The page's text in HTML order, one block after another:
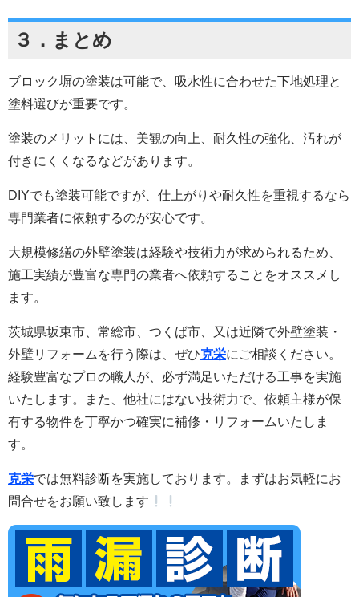
３． まとめ
ブロック塀の塗装は可能で、吸水性に合わせた下地処理と
塗料選びが重要です。
塗装のメリットには、美観の向上、耐久性の強化、汚れが
付きにくくなるなどがあります。
DIYでも塗装可能ですが、仕上がりや耐久性を重視するなら
専門業者に依頼するのが安心です。
大規模修繕の外壁塗装は経験や技術力が求められるため、
施工実績が豊富な専門の業者へ依頼することをオススメし
ます。
茨城県坂東市、常総市、つくば市、又は近隣で外壁塗装・
外壁リフォームを行う際は、ぜひ克栄にご相談ください。
経験豊富なプロの職人が、必ず満足いただける工事を実施
いたします。また
、他社にはない技術力で、依頼主様が保
有する物件を丁寧かつ確実に補修・リフォームいたしま
す。
克栄では無料診断を実施しております。まずはお気軽にお
問合せをお願い致します